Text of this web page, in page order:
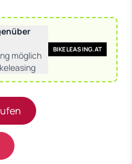
möglich
BIKELEASING.AT
Tab)
Tab)